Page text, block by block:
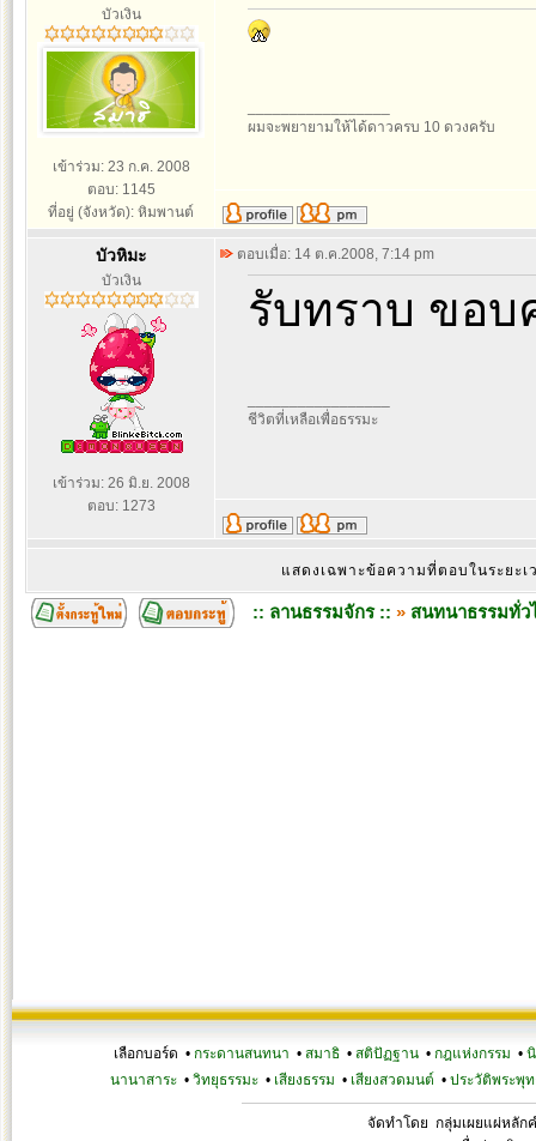
บัวเงิน
เข้าร่วม: 23 ก.ค. 2008
ตอบ: 1145
ที่อยู่ (จังหวัด): หิมพานต์
ผมจะพยายามให้ได้ดาวครบ 10 ดวงครับ
บัวหิมะ
บัวเงิน
เข้าร่วม: 26 มิ.ย. 2008
ตอบ: 1273
ตอบเมื่อ: 14 ต.ค.2008, 7:14 pm
รับทราบ ขอบ
ชีวิตที่เหลือเพื่อธรรมะ
แสดงเฉพาะข้อความที่ตอบในระยะ
:: ลานธรรมจักร :: » สนทนาธรรมทั่ว
เลือกบอร์ด • กระดานสนทนา • สมาธิ • สติปัฏฐาน • กฎแห่งกรรม •
นานาสาระ• วิทยุธรรมะ• เสียงธรรม • เสียงสวดมนต์ • ประวัติพระพุท
จัดทำโดย กลุ่มเผยแผ่หลัก